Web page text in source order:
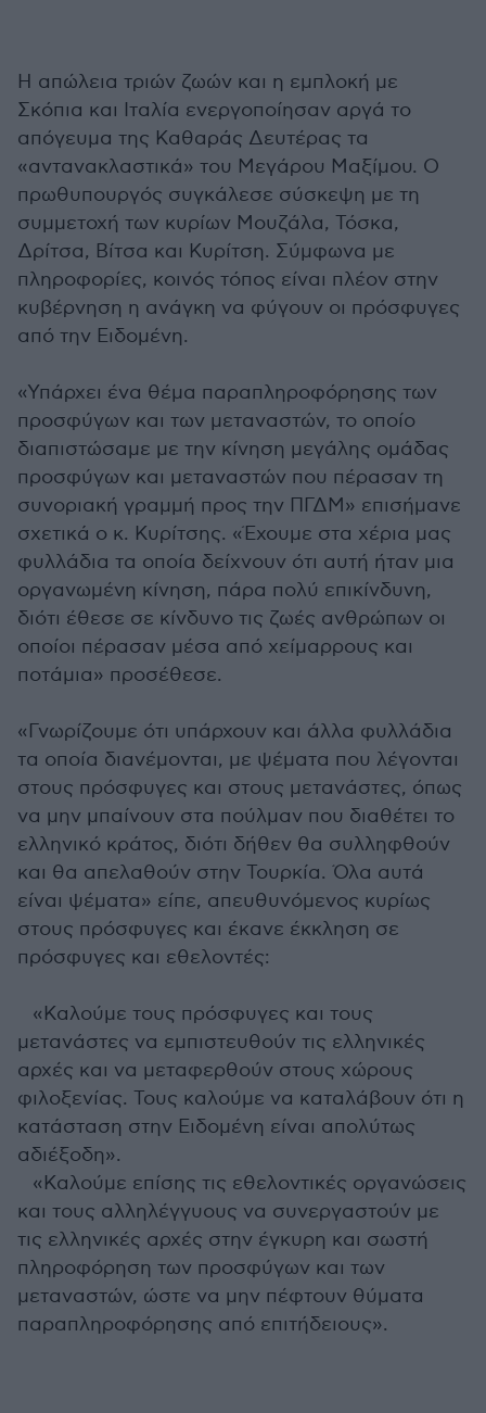
Η απώλεια τριών ζωών και η εμπλοκή με
Σκόπια και Ιταλία ενεργοποίησαν αργά το
απόγευμα της Καθαράς Δευτέρας τα
«αντανακλαστικά» του Μεγάρου Μαξίμου. Ο
πρωθυπουργός συγκάλεσε σύσκεψη με τη
συμμετοχή των κυρίων Μουζάλα, Τόσκα,
Δρίτσα, Βίτσα και Κυρίτση. Σύμφωνα με
πληροφορίες, κοινός τόπος είναι πλέον στην
κυβέρνηση η ανάγκη να φύγουν οι πρόσφυγες
από την Ειδομένη.
«Υπάρχει ένα θέμα παραπληροφόρησης των
προσφύγων και των μεταναστών, το οποίο
διαπιστώσαμε με την κίνηση μεγάλης ομάδας
προσφύγων και μεταναστών που πέρασαν τη
συνοριακή γραμμή προς την ΠΓΔΜ» επισήμανε
σχετικά ο κ. Κυρίτσης. «Έχουμε στα χέρια μας
φυλλάδια τα οποία δείχνουν ότι αυτή ήταν μια
οργανωμένη κίνηση, πάρα πολύ επικίνδυνη,
διότι έθεσε σε κίνδυνο τις ζωές ανθρώπων οι
οποίοι πέρασαν μέσα από χείμαρρους και
ποτάμια» προσέθεσε.
«Γνωρίζουμε ότι υπάρχουν και άλλα φυλλάδια
τα οποία διανέμονται, με ψέματα που λέγονται
στους πρόσφυγες και στους μετανάστες, όπως
να μην μπαίνουν στα πούλμαν που διαθέτει το
ελληνικό κράτος, διότι δήθεν θα συλληφθούν
και θα απελαθούν στην Τουρκία. Όλα αυτά
είναι ψέματα» είπε, απευθυνόμενος κυρίως
στους πρόσφυγες και έκανε έκκληση σε
πρόσφυγες και εθελοντές:
«Καλούμε τους πρόσφυγες και τους
μετανάστες να εμπιστευθούν τις ελληνικές
αρχές και να μεταφερθούν στους χώρους
φιλοξενίας. Τους καλούμε να καταλάβουν ότι η
κατάσταση στην Ειδομένη είναι απολύτως
αδιέξοδη».
«Καλούμε επίσης τις εθελοντικές οργανώσεις
και τους αλληλέγγυους να συνεργαστούν με
τις ελληνικές αρχές στην έγκυρη και σωστή
πληροφόρηση των προσφύγων και των
μεταναστών, ώστε να μην πέφτουν θύματα
παραπληροφόρησης από επιτήδειους».